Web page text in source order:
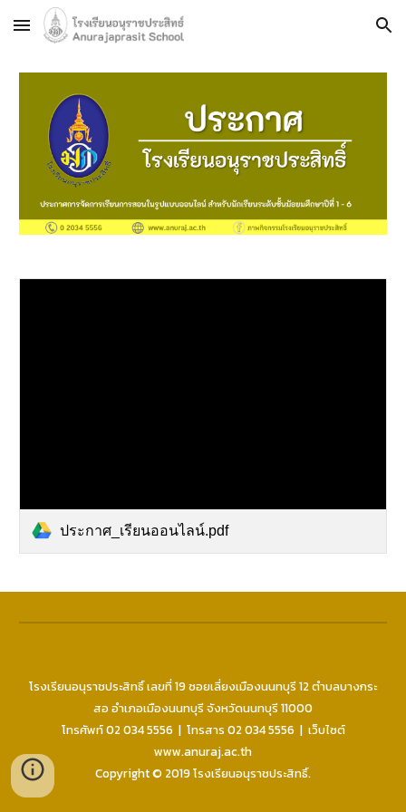
Skip to main content Skip to navigation
ประกาศ_เรียนออนไลน์.pdf
โรงเรียนอนุราชประสิทธิ์ เลขที่ 19ซอยเลี่ยงเมืองนนทบุรี 12 ตำบลบางกระ
สอ อำเภอเมืองนนทบุรี จังหวัดนนทบุรี 11000
โทรศัพท์ 020345556 | โทรสาร 020345556 | เว็บไซต์
www.anuraj.ac.th
Copyright © 2019 โรงเรียนอนุราชประสิทธิ์.